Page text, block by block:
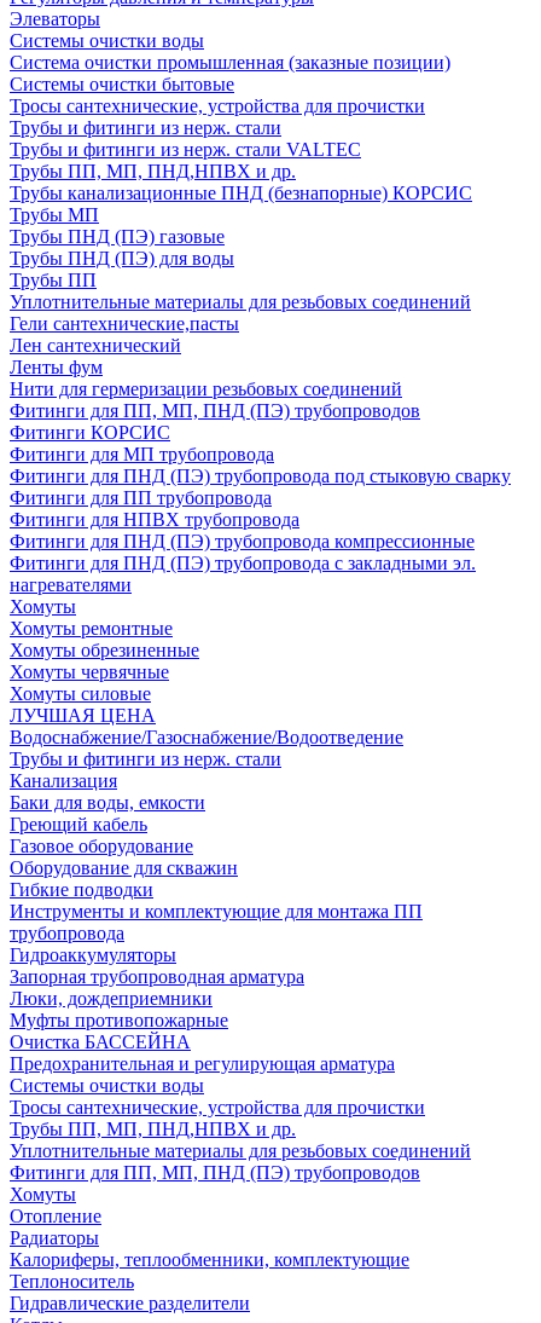
Элеваторы
Системы очистки воды
Система очистки промышленная (заказные позиции)
Системы очистки бытовые
Тросы сантехнические, устройства для прочистки
Трубы и фитинги из нерж. стали
Трубы и фитинги из нерж. стали VALTEC
Трубы ПП, МП, ПНД,НПВХ и др.
Трубы канализационные ПНД (безнапорные) КОРСИС
Трубы МП
Трубы ПНД (ПЭ) газовые
Трубы ПНД (ПЭ) для воды
Трубы ПП
Уплотнительные материалы для резьбовых соединений
Гели сантехнические,пасты
Лен сантехнический
Ленты фум
Нити для гермеризации резьбовых соединений
Фитинги для ПП, МП, ПНД (ПЭ) трубопроводов
Фитинги КОРСИС
Фитинги для МП трубопровода
Фитинги для ПНД (ПЭ) трубопровода под стыковую сварку
Фитинги для ПП трубопровода
Фитинги для НПВХ трубопровода
Фитинги для ПНД (ПЭ) трубопровода компрессионные
Фитинги для ПНД (ПЭ) трубопровода с закладными эл.
нагревателями
Хомуты
Хомуты ремонтные
Хомуты обрезиненные
Хомуты червячные
Хомуты силовые
ЛУЧШАЯ ЦЕНА
Водоснабжение/Газоснабжение/Водоотведение
Трубы и фитинги из нерж. стали
Канализация
Баки для воды, емкости
Греющий кабель
Газовое оборудование
Оборудование для скважин
Гибкие подводки
Инструменты и комплектующие для монтажа ПП
трубопровода
Гидроаккумуляторы
Запорная трубопроводная арматура
Люки, дождеприемники
Муфты противопожарные
Очистка БАССЕЙНА
Предохранительная и регулирующая арматура
Системы очистки воды
Тросы сантехнические, устройства для прочистки
Трубы ПП, МП, ПНД,НПВХ и др.
Уплотнительные материалы для резьбовых соединений
Фитинги для ПП, МП, ПНД (ПЭ) трубопроводов
Хомуты
Отопление
Радиаторы
Калориферы, теплообменники, комплектующие
Теплоноситель
Гидравлические разделители